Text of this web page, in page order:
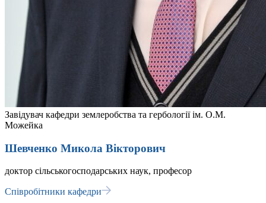
Завідувач кафедри землеробства та гербології ім. О.М.
Можейка
Шевченко Микола Вікторович
доктор сільськогосподарських наук, професор
Співробітники кафедри